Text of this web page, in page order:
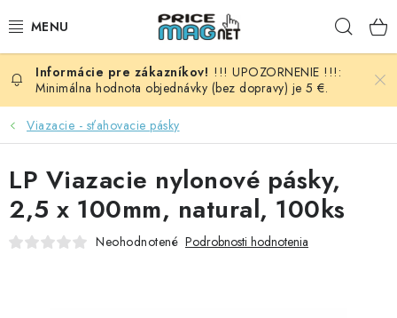
na
BATÉRIE
AUDIO - VIDEO
AUTO HI-FI
AUTOMOBIL
!!! UPOZORNENIE !!!:
Minimálna hodnota objednávky (bez dopravy) je 5 €.
Viazacie - sťahovacie pásky
LP Viazacie nylonové pásky,
2,5 x 100mm, natural, 100ks
Neohodnotené Podrobnosti hodnotenia